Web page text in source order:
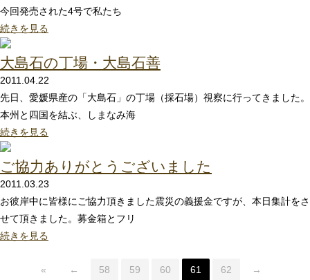
今回発売された4号で私たち
続きを見る
大島石の丁場・大島石善
2011.04.22
先日、愛媛県産の「大島石」の丁場（採石場）視察に行ってきました。
本州と四国を結ぶ、しまなみ海
続きを見る
ご協力ありがとうございました
2011.03.23
お彼岸中に皆様にご協力頂きました震災の義援金ですが、本日集計をさ
せて頂きました。募金箱とフリ
続きを見る
« ← 58 59 60 61 62 →